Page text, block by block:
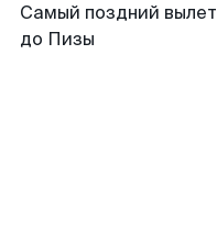
Самый поздний вылет
до Пизы